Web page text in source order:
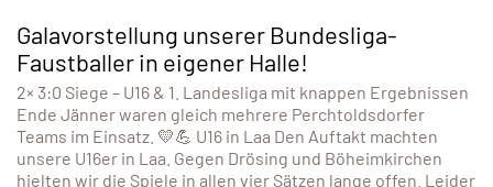
Galavorstellung unserer Bundesliga-
Faustballer in eigener Halle!
2× 3:0 Siege – U16 & 1. Landesliga mit knappen Ergebnissen
Ende Jänner waren gleich mehrere Perchtoldsdorfer
Teams im Einsatz. 💛💪 U16 in Laa Den Auftakt machten
unsere U16er in Laa. Gegen Drösing und Böheimkirchen
hielten wir die Spiele in allen vier Sätzen lange offen. Leider